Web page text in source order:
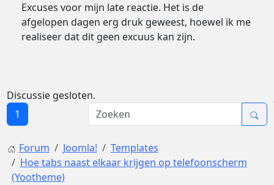
Excuses voor mijn late reactie. Het is de
afgelopen dagen erg druk geweest, hoewel ik me
realiseer dat dit geen excuus kan zijn.
Discussie gesloten.
1
Forum Joomla!
Templates
Hoe tabs naast elkaar krijgen op telefoonscherm
(Yootheme)